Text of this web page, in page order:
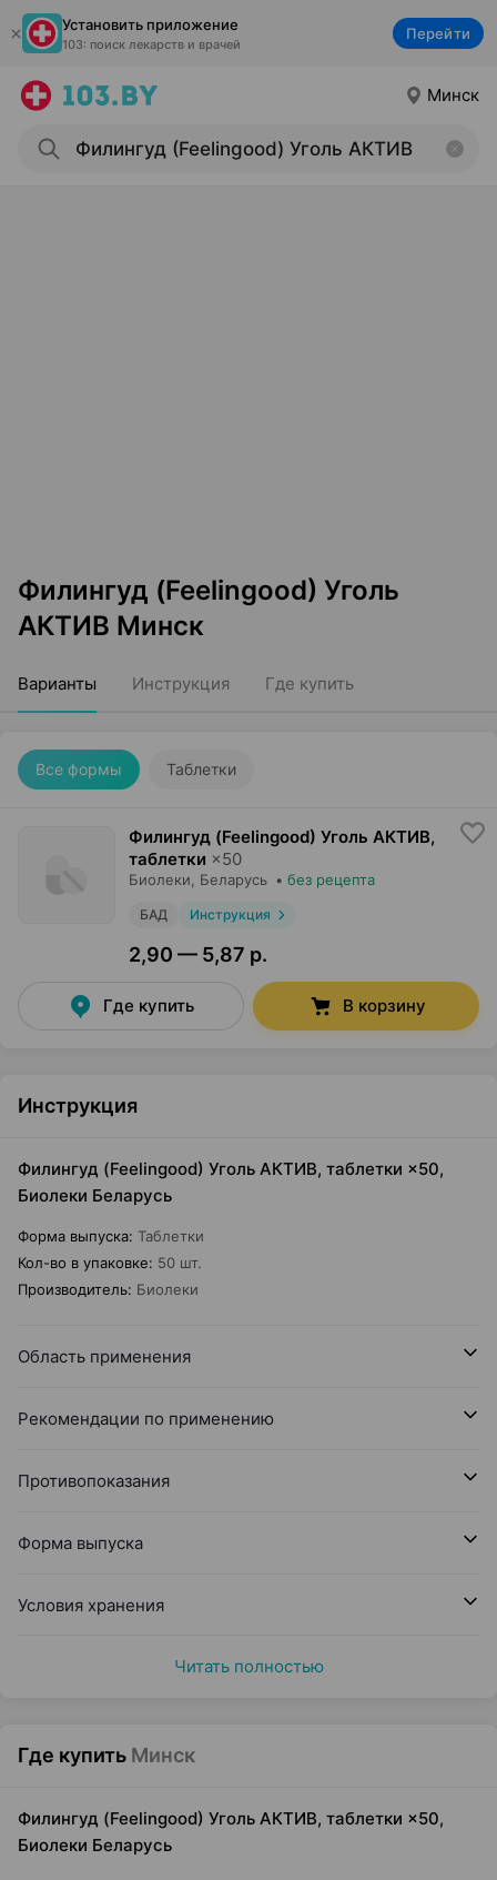
Установить приложение
103: поиск лекарств и врачей
Перейти
Минск
Филингуд (Feelingood) Уголь
АКТИВ Минск
Варианты Инструкция Где купить
Все формы Таблетки
Филингуд (Feelingood) Уголь АКТИВ,
таблетки ×50
Биолеки , Беларусь • без рецепта
БАД Инструкция
2,90 — 5,87 р.
Где купить В корзину
Инструкция
Филингуд (Feelingood) Уголь АКТИВ, таблетки ×50,
Биолеки Беларусь
Форма выпуска: Таблетки
Кол-во в упаковке: 50 шт.
Производитель: Биолеки
Область применения
Рекомендации по применению
Противопоказания
Форма выпуска
Условия хранения
Читать полностью
Где купить Минск
Филингуд (Feelingood) Уголь АКТИВ, таблетки ×50,
Биолеки Беларусь